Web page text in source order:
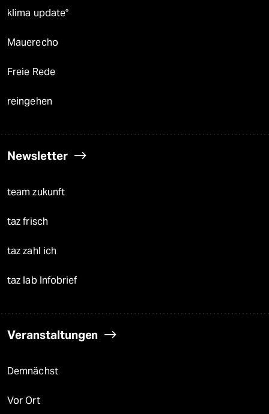
klima update°
Mauerecho
Freie Rede
reingehen
Newsletter
team zukunft
taz frisch
taz zahl ich
taz lab Infobrief
Veranstaltungen
Demnächst
Vor Ort